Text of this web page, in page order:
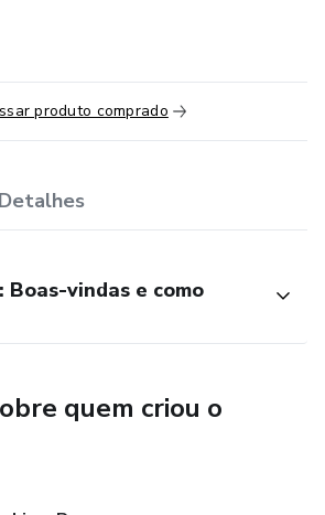
seu faturamento, oferecendo
demonstrativos, você estará
que aprendeu em qualquer situação,
ou em atendimentos domiciliares.
quer se destacar no mercado,
que não só encantam, mas que
profissional iniciante ou experiente,
o conhecimento e as ferramentas para
um novo patamar.
produto comprado
Detalhes
Boas-vindas e como
quem criou o